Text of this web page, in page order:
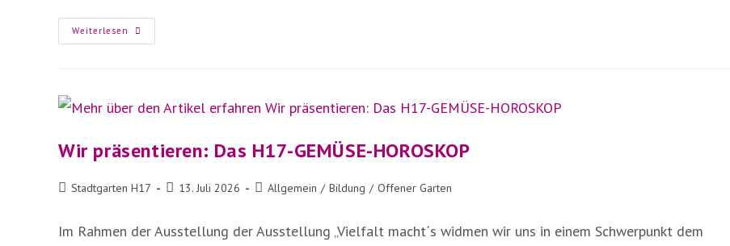
Weiterlesen Den
Insekten
H17
Wir präsentieren: Das H17-GEMÜSE-HOROSKOP
Beitrags-
Stadtgarten H17
Beitrag
13. Juli 2026
Beitrags-
Allgemein / Bildung / Offener Garten
Im Rahmen der Ausstellung der Ausstellung „Vielfalt macht´s widmen wir uns in einem Schwerpunkt dem